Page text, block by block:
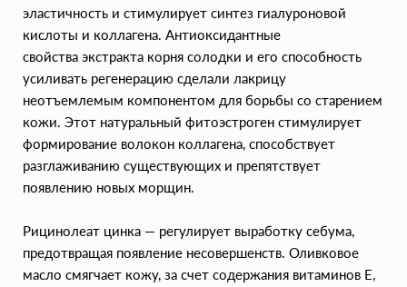
эластичность и стимулирует синтез гиалуроновой
кислоты и коллагена. Антиоксидантные
свойства экстракта корня солодки и его способность
усиливать регенерацию сделали лакрицу
неотъемлемым компонентом для борьбы со старением
кожи. Этот натуральный фитоэстроген стимулирует
формирование волокон коллагена, способствует
разглаживанию существующих и препятствует
появлению новых морщин.
Рицинолеат цинка — регулирует выработку себума,
предотвращая появление несовершенств. Оливковое
масло смягчает кожу, за счет содержания витаминов Е,